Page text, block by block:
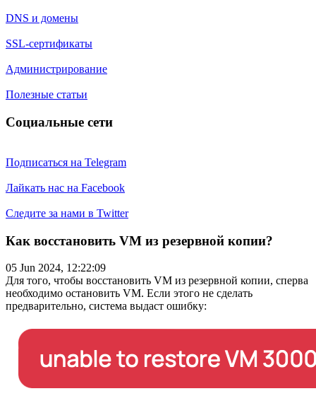
DNS и домены
SSL-сертификаты
Администрирование
Полезные статьи
Социальные сети
Подписаться на Telegram
Лайкать нас на Facebook
Следите за нами в Twitter
Как восстановить VM из резервной копии?
05 Jun 2024, 12:22:09
Для того, чтобы восстановить VM из резервной копии, сперва
необходимо остановить VM. Если этого не сделать
предварительно, система выдаст ошибку: